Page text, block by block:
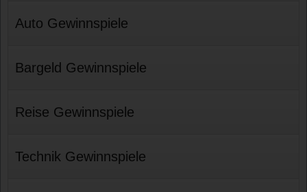
Auto Gewinnspiele
Bargeld Gewinnspiele
Reise Gewinnspiele
Technik Gewinnspiele